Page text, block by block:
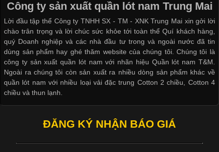
dạng về màu sắc hay chất liệu, áo thun còn có nhiều form dáng
khác nhau để phù hợp với từng phong cách thời trang và nhu
cầu
Khám Phá Áo Phông Trang Phục Phổ Biến Nhất Hiện Nay
Áo phông là một trong những trang phục phổ biến nhất trong
Không chỉ xuất hiện trong thời trang thường ngày, áo phông còn
Công ty sản xuất quần lót nam Trung Mai
Lời đầu tập thể Công ty TNHH SX - TM - XNK Trung Mai xin gởi lời
chào trân trọng và lời chúc sức khỏe tới toàn thể Quí khách hàng,
quý Doanh nghiệp và các nhà đầu tư trong và ngoài nước đã tin
dùng sản phẩm hay ghé thăm website của chúng tôi. Chúng tôi là
công ty sản xuất quần lót nam với nhãn hiệu Quần lót nam T&M.
Ngoài ra chúng tôi còn sản xuất ra nhiều dòng sản phẩm khác về
quần lót nam với nhiều loại vải đặc trung Cotton 2 chiều, Cotton 4
chiều và thun lạnh.
ĐĂNG KÝ NHẬN BÁO GIÁ